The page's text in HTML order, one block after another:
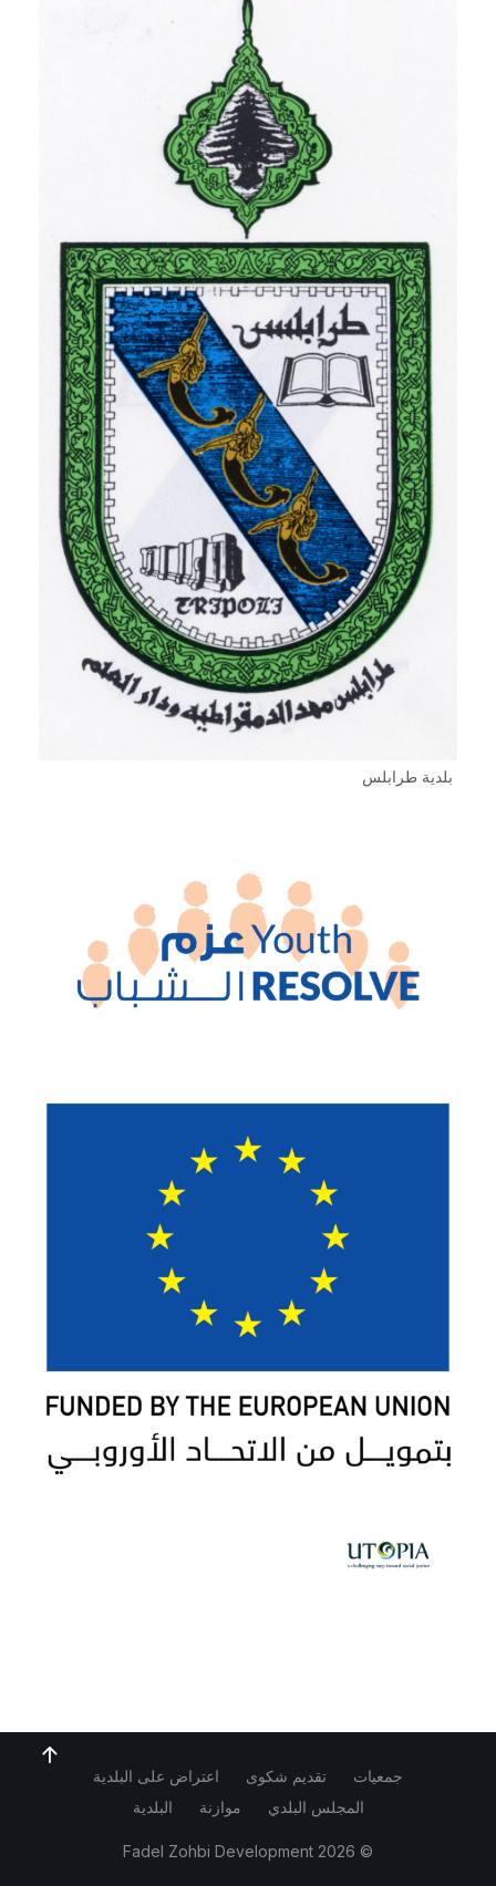
بلدية طرابلس
جمعيات تقديم شكوى
اعتراض على البلدية
المجلس البلدي
موازنة البلدية
© 2026
Fadel Zohbi Development